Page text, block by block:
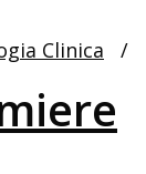
Clinica